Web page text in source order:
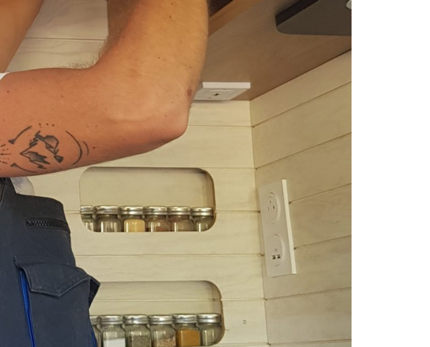
Trouvez votre session
Sélectionnez une manufacture